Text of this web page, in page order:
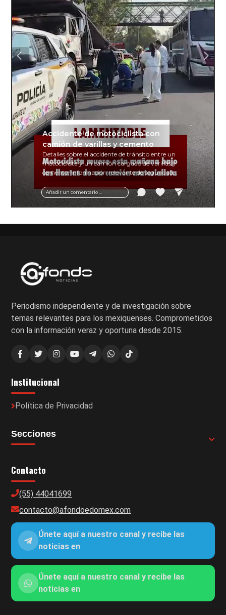
Añadir un comentario ...
Accidente de motociclista con
camión de varillas y cemento
Detalles sobre el accidente de tránsito entre un
motociclista y un camión cargado de varillas y
cemento. Información relevante de seguridad
vial y recomendaciones para motociclistas.
Periodismo independiente y de investigación sobre
temas relevantes para los mexiquenses. Comprometidos
con la información veraz y oportuna desde 2015.
Institucional
Política de Privacidad
Secciones
Contacto
(55) 44041699
contacto@afondoedomex.com
Únete aquí a nuestro canal y recibe las
noticias en
Únete aquí a nuestro canal y recibe las
noticias en